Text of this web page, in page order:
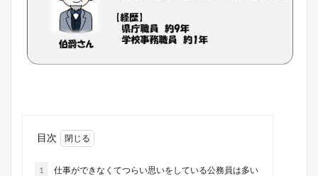
目次
1 仕事ができなくてつらい思いをしている公務員は多い